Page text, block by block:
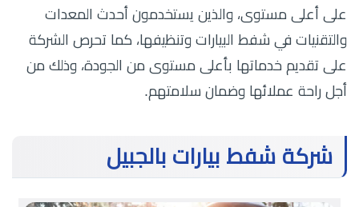
على أعلى مستوى، والذين يستخدمون أحدث المعدات
والتقنيات في شفط البيارات وتنظيفها، كما تحرص الشركة
على تقديم خدماتها بأعلى مستوى من الجودة، وذلك من
أجل راحة عملائها وضمان سلامتهم.
شركة شفط بيارات بالجبيل